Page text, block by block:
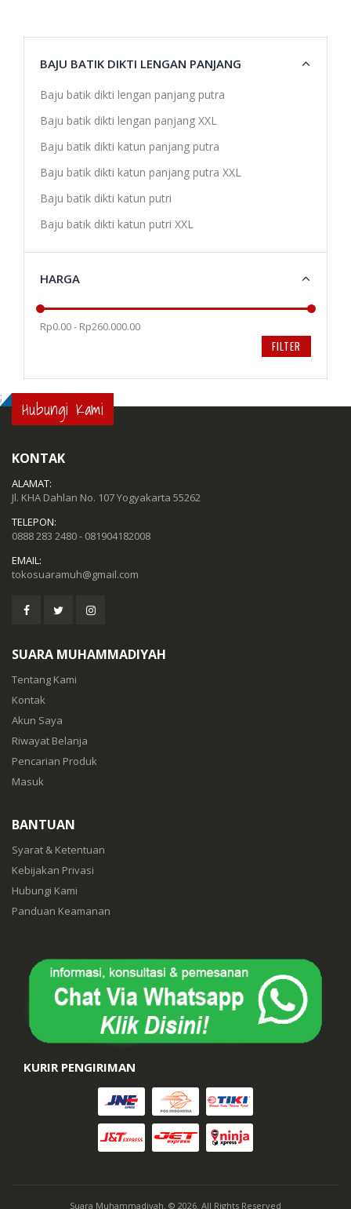
BAJU BATIK DIKTI LENGAN PANJANG
Baju batik dikti lengan panjang putra
Baju batik dikti lengan panjang XXL
Baju batik dikti katun panjang putra
Baju batik dikti katun panjang putra XXL
Baju batik dikti katun putri
Baju batik dikti katun putri XXL
HARGA
Rp0.00 - Rp260.000.00
FILTER
; Hubungi Kami
KONTAK
ALAMAT:
Jl. KHA Dahlan No. 107 Yogyakarta 55262
TELEPON:
0888 283 2480 - 081904182008
EMAIL:
tokosuaramuh@gmail.com
SUARA MUHAMMADIYAH
Tentang Kami
Kontak
Akun Saya
Riwayat Belanja
Pencarian Produk
Masuk
BANTUAN
Syarat & Ketentuan
Kebijakan Privasi
Hubungi Kami
Panduan Keamanan
KURIR PENGIRIMAN
Suara Muhammadiyah. © 2026. All Rights Reserved